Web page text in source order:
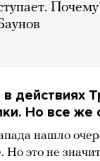
действиях
Но все же
нашло
Но это не